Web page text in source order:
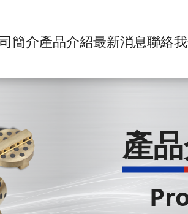
簡介產品介紹最新消息聯絡
產品